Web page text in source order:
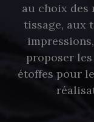
au choix des
tissage, aux
proposer
étoffes pour